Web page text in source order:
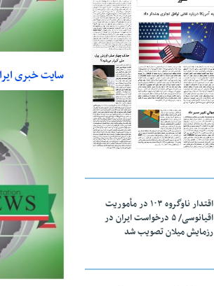
اقتدار ناوگروه ۱۰۳ در مأموریت‌
اقیانوسی/ ۵ درخواست ایران در
رزمایش میلان تصویب شد
سایت خبری